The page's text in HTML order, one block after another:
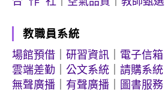
教職員系統
場館預借
研習資訊
電子信箱
雲端差勤
公文系統
請購系統
無聲廣播
有聲廣播 圖書服務